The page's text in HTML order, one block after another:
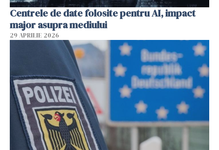
Centrele de date folosite pentru AI, impact
major asupra mediului
29 APRILIE 2026